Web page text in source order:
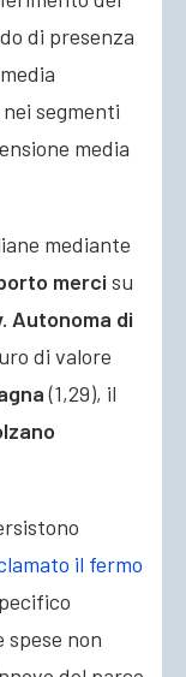
di presenza
segmenti
media
mediante
merci su
Autonoma di
di valore
(1,29), il
il fermo
spese non